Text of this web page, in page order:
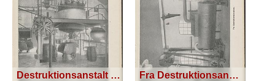
Destruktionsanstalt og Blodfoderfabrik
Fra Destruktionsanstalten